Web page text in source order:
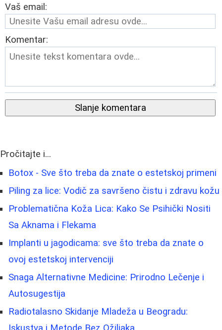
Vaš email:
Komentar:
Slanje komentara
Pročitajte i...
Botox - Sve što treba da znate o estetskoj primeni
Piling za lice: Vodič za savršeno čistu i zdravu kožu
Problematična Koža Lica: Kako Se Psihički Nositi
Sa Aknama i Flekama
Implanti u jagodicama: sve što treba da znate o
ovoj estetskoj intervenciji
Snaga Alternativne Medicine: Prirodno Lečenje i
Autosugestija
Radiotalasno Skidanje Mladeža u Beogradu: